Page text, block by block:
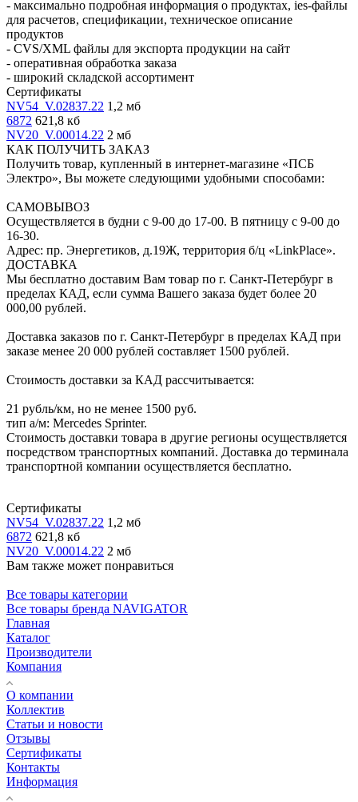
- максимально подробная информация о продуктах, ies-файлы
для расчетов, спецификации, техническое описание
продуктов
- CVS/XML файлы для экспорта продукции на сайт
- оперативная обработка заказа
- широкий складской ассортимент
Сертификаты
NV54_V.02837.22 1,2 мб
6872 621,8 кб
NV20_V.00014.22 2 мб
КАК ПОЛУЧИТЬ ЗАКАЗ
Получить товар, купленный в интернет-магазине «ПСБ
Электро», Вы можете следующими удобными способами:
САМОВЫВОЗ
Осуществляется в будни с 9-00 до 17-00. В пятницу с 9-00 до
16-30.
Адрес: пр. Энергетиков, д.19Ж, территория б/ц «LinkPlace».
ДОСТАВКА
Мы бесплатно доставим Вам товар по г. Санкт-Петербург в
пределах КАД, если сумма Вашего заказа будет более 20
000,00 рублей.
Доставка заказов по г. Санкт-Петербург в пределах КАД при
заказе менее 20 000 рублей составляет 1500 рублей.
Стоимость доставки за КАД рассчитывается:
21 рубль/км, но не менее 1500 руб.
тип а/м: Mercedes Sprinter.
Стоимость доставки товара в другие регионы осуществляется
посредством транспортных компаний. Доставка до терминала
транспортной компании осуществляется бесплатно.
Сертификаты
NV54_V.02837.22 1,2 мб
6872 621,8 кб
NV20_V.00014.22 2 мб
Вам также может понравиться
Все товары категории
Все товары бренда NAVIGATOR
Главная
Каталог
Производители
Компания
О компании
Коллектив
Статьи и новости
Отзывы
Сертификаты
Контакты
Информация